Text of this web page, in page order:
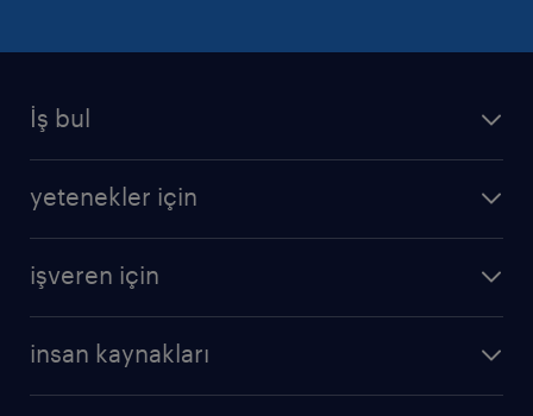
İş bul
bize katılın
yetenekler için
profesyonel
işveren için
profesyonel
insan kaynakları